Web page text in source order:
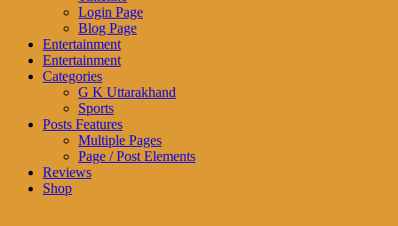
Login Page
Blog Page
Entertainment
Entertainment
Categories
G K Uttarakhand
Sports
Posts Features
Multiple Pages
Page / Post Elements
Reviews
Shop